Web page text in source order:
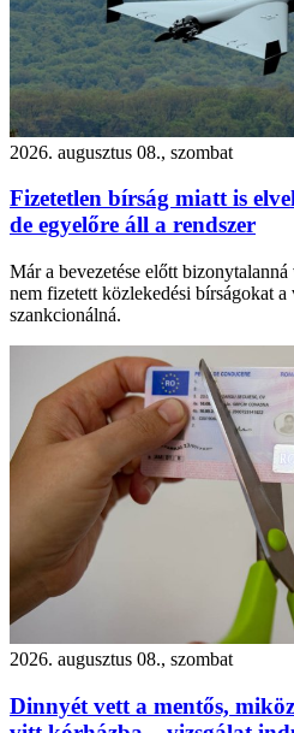
2026. augusztus 08., szombat
Fizetetlen bírság miatt is
de egyelőre áll a rendszer
Már a bevezetése előtt
nem fizetett közlekedési bírságokat
szankcionálná.
2026. augusztus 08., szombat
Dinnyét vett a mentős,